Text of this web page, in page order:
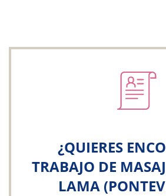
¿QUIERES
TRABAJO DE
LAMA